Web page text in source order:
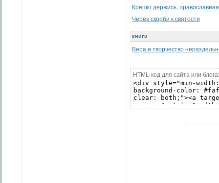
Крепко держись,
Через скорби к святости
книги
Вера и творчество
HTML-код для сайта или блога: